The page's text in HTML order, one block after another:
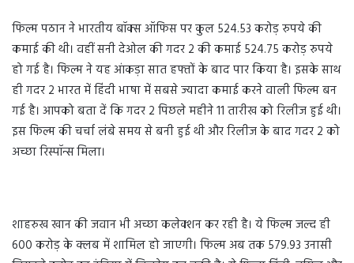
फिल्म पठान ने भारतीय बॉक्स ऑफिस पर कुल 524.53 करोड़ रुपये की
कमाई की थी। वहीं सनी देओल की गदर 2 की कमाई 524.75 करोड़ रुपये
हो गई है। फिल्म ने यह आंकड़ा सात हफ्तों के बाद पार किया है। इसके साथ
ही गदर 2 भारत में हिंदी भाषा में सबसे ज्यादा कमाई करने वाली फिल्म बन
गई है। आपको बता दें कि गदर 2 पिछले महीने 11 तारीख को रिलीज हुई थी।
इस फिल्म की चर्चा लंबे समय से बनी हुई थी और रिलीज के बाद गदर 2 को
अच्छा रिस्पॉन्स मिला।
शाहरुख खान की जवान भी अच्छा कलेक्शन कर रही है। ये फिल्म जल्द ही
600 करोड़ के क्लब में शामिल हो जाएगी। फिल्म अब तक 579.93 उनासी